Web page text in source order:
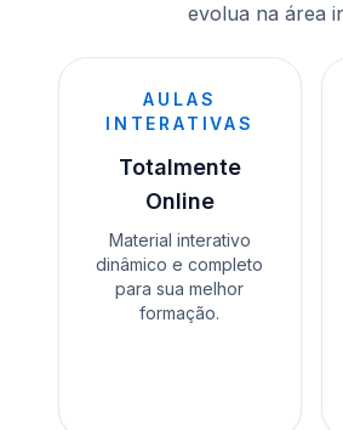
evolua na área
AULAS
INTERATIVAS
Totalmente
Online
Material interativo
dinâmico e completo
para sua melhor
formação.